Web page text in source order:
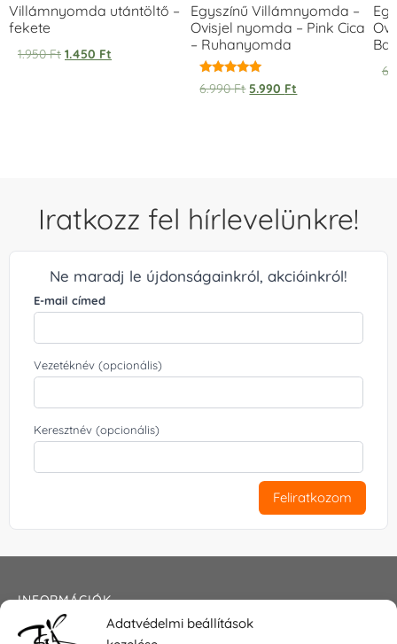
Adatvédelmi beállítások
Villámnyomda utántöltő –
fekete
1.950Ft 1.450 Ft
Egyszínű Villámnyomda –
Ovisjel nyomda – Pink Cica
– Ruhanyomda
Értékelés:
5.00
6.990Ft 5.990 Ft
Iratkozz fel hírlevelünkre!
Ne maradj le újdonságainkról, akcióinkról!
E-mail címed
Vezetéknév (opcionális)
Keresztnév (opcionális)
Feliratkozom
INFORMÁCIÓK
Általános szerződési feltételek